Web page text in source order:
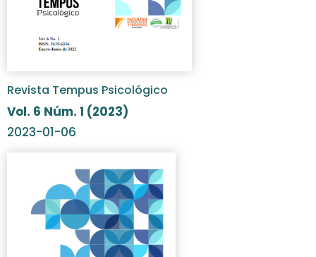
Revista Tempus Psicológico
Vol. 6 Núm. 1 (2023)
2023-01-06